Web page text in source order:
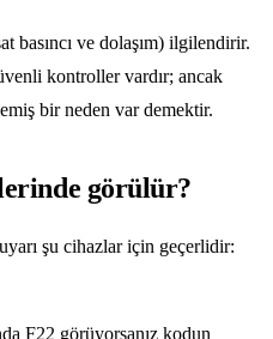
basıncı ve dolaşım) ilgilendirir.
kontroller vardır; ancak
bir neden var demektir.
görülür?
şu cihazlar için geçerlidir:
F22 görüyorsanız kodun